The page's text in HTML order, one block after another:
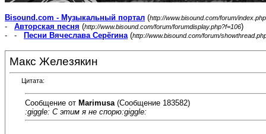
Bisound.com - Музыкальный портал (http://www.bisound.com/forum/index.php
- Авторская песня (http://www.bisound.com/forum/forumdisplay.php?f=106)
- -
Песни Вячеслава Серёгина(http://www.bisound.com/forum/
Макс Железякин
Цитата:
Сообщение от Marimusa (Сообщение 183582)
:giggle: С этим я не спорю:giggle: